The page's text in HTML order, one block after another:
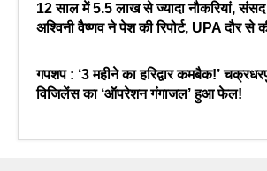
12 साल में 5.5 लाख से ज्यादा नौकरियां,
अश्विनी वैष्णव ने पेश की रिपोर्ट, UPA दौर से
गपशप : ‘3 महीने का हरिद्वार कमबैक!’
विजिलेंस का ‘ऑपरेशन गंगाजल’ हुआ फेल!